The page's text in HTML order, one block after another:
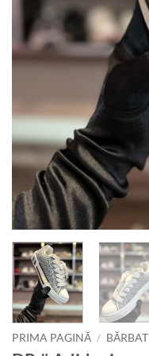
PRIMA PAGINĂ / BĂRBAT